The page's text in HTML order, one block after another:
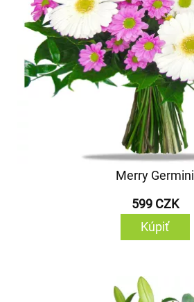
Merry Germini
599 CZK
Kúpiť